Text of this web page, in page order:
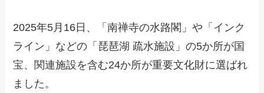
2025年5月16日、「南禅寺の水路閣」や「インク
ライン」などの「琵琶湖 疏水施設」の5か所が国
宝、関連施設を含む24か所が重要文化財に選ばれ
ました。